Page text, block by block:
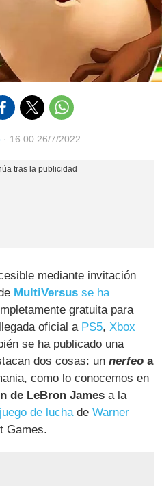
· 16:00 26/7/2022
mediante invitación
MultiVersus se ha
gratuita para
oficial a PS5,Xbox
se ha publicado una
dos cosas: unnerfeo a
como lo conocemos en
de LeBron James a la
juego de luchadeWarner
Games.